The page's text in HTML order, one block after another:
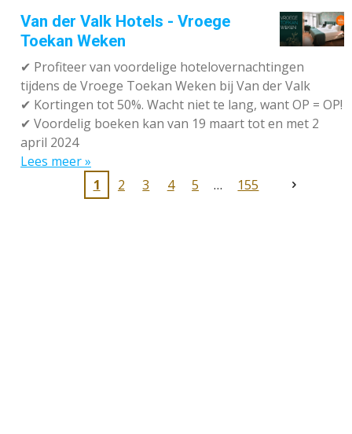
Van der Valk Hotels - Vroege
Toekan Weken
✔ Profiteer van voordelige hotelovernachtingen
tijdens de Vroege Toekan Weken bij Van der Valk
✔ Kortingen tot 50%. Wacht niet te lang, want OP = OP!
✔ Voordelig boeken kan van 19 maart tot en met 2
april 2024
Lees meer »
1
2 3 4 5 155